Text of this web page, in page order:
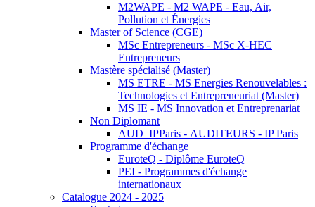
M2WAPE - M2 WAPE - Eau, Air,
Pollution et Énergies
Master of Science (CGE)
MSc Entrepreneurs - MSc X-HEC
Entrepreneurs
Mastère spécialisé (Master)
MS ETRE - MS Energies Renouvelables :
Technologies et Entrepreneuriat (Master)
MS IE - MS Innovation et Entreprenariat
Non Diplomant
AUD_IPParis - AUDITEURS - IP Paris
Programme d'échange
EuroteQ - Diplôme EuroteQ
PEI - Programmes d'échange
internationaux
Catalogue 2024 - 2025